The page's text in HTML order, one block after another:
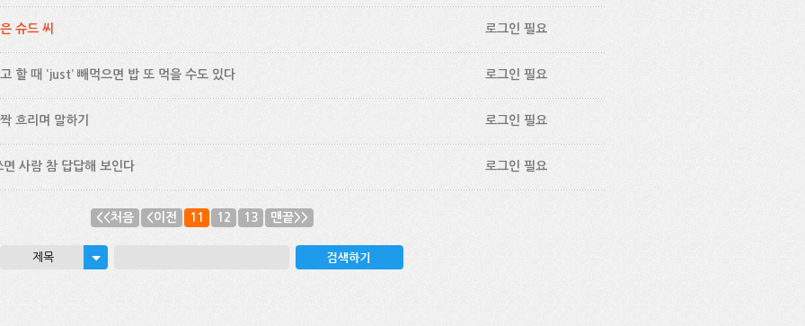
슈드 씨 로그인 필요
할 때 ‘just’ 빼먹으면 밥 또 먹을 수도 있다 로그인 필요
흐리며 말하기 로그인 필요
면 사람 참 답답해 보인다 로그인 필요
<<처음 <이전 11 12 13 맨끝>>
제목